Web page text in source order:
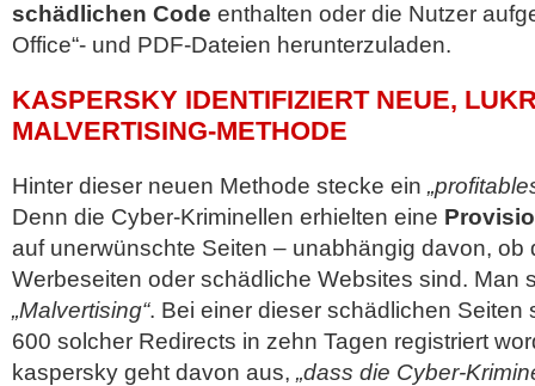
schädlichen Code enthalten oder die Nutzer
Office“- und PDF-Dateien herunterzuladen.
KASPERSKY IDENTIFIZIERT NEUE,
MALVERTISING-METHODE
Hinter dieser neuen Methode stecke ein
Denn die Cyber-Kriminellen erhielten eine
auf unerwünschte Seiten – unabhängig davon, ob
Werbeseiten oder schädliche Websites sind. Man
„Malvertising“. Bei einer dieser schädlichen Seiten
600 solcher Redirects in zehn Tagen registriert
kaspersky geht davon aus, „dass die Cyber-